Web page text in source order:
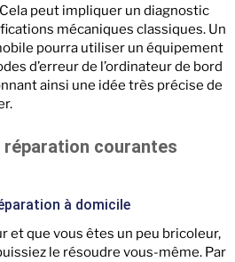
peut impliquer un diagnostic
mécaniques classiques. Un
pourra utiliser un équipement
d’erreur de l’ordinateur de bord
ainsi une idée très précise de
courantes
à domicile
et que vous êtes un peu bricoleur,
le résoudre vous-même. Par